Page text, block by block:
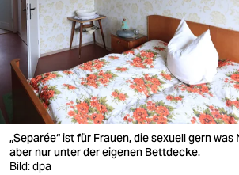
berlin
nord
wahrheit
verlag
verlag
„Separée“ ist für Frauen, die sexuell gern
aber nur unter der eigenen Bettdecke.
Bild: dpa